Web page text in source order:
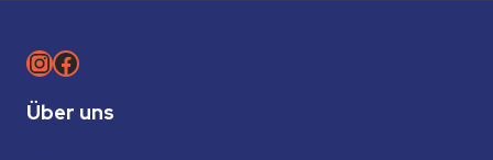
Instagram
Facebook
Über uns